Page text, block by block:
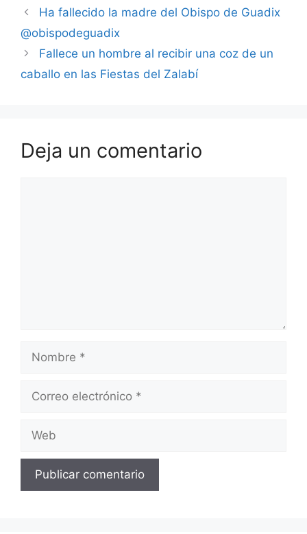
Ha fallecido la madre del Obispo de Guadix
@obispodeguadix
Fallece un hombre al recibir una coz de un
caballo en las Fiestas del Zalabí
Deja un comentario
Nombre
Correo
Web